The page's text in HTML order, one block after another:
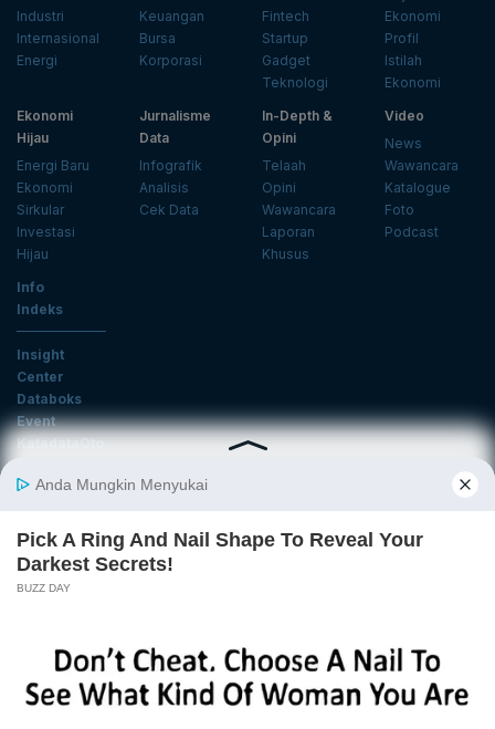
Industri
Internasional
Energi
Keuangan
Bursa
Korporasi
Fintech
Startup
Gadget
Teknologi
Ekonomi
Profil
Istilah
Ekonomi
Ekonomi
Hijau
Energi Baru
Ekonomi
Sirkular
Investasi
Hijau
Jurnalisme
Data
Infografik
Analisis
Cek Data
In-Depth &
Opini
Telaah
Opini
Wawancara
Laporan
Khusus
Video
News
Wawancara
Katalogue
Foto
Podcast
Info
Indeks
Insight
Center
Databoks
Event
KatadataOto
Email
Daftar
Tentang Katadata Advertising Karier
Pedoman Media Siber
Kebijakan Privasi
Disclaimer Hubungi Kami